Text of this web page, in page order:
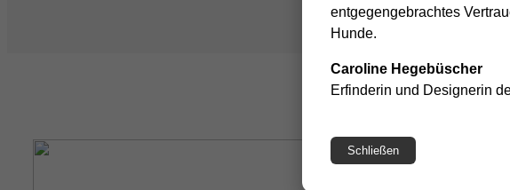
entgegengebrachtes
Hunde.
Caroline Hegebüscher
Erfinderin und Designerin
Schließen